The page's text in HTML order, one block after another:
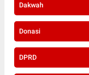
Dakwah
Donasi
DPRD